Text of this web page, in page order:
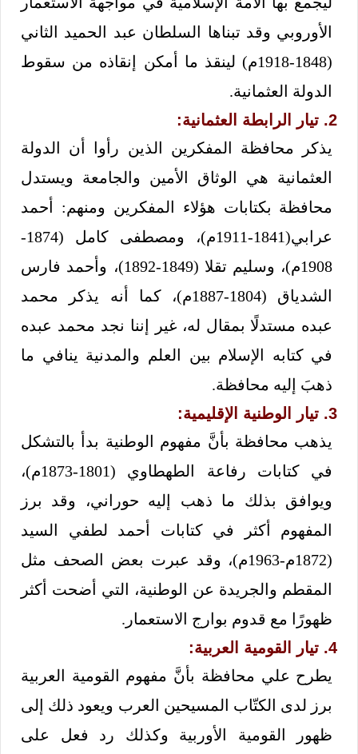
الأوروبي وقد تبناها السلطان عبد الحميد الثاني
(1848-1918م) لينقذ ما أمكن إنقاذه من سقوط
الدولة العثمانية.
2. تيار الرابطة العثمانية:
يذكر محافظة المفكرين الذين رأوا أن الدولة
العثمانية هي الوثاق الأمين والجامعة ويستدل
محافظة بكتابات هؤلاء المفكرين ومنهم: أحمد
عرابي(1841-1911م)، ومصطفى كامل (1874-
1908م)، وسليم تقلا (1849-1892)، وأحمد فارس
الشدياق (1804-1887م)، كما أنه يذكر محمد
عبده مستدلًا بمقال له، غير إننا نجد محمد عبده
في كتابه الإسلام بين العلم والمدنية ينافي ما
ذهبَ إليه محافظة.
3. تيار الوطنية الإقليمية:
يذهب محافظة بأنَّ مفهوم الوطنية بدأ بالتشكل
في كتابات رفاعة الطهطاوي (1801-1873م)،
ويوافق بذلك ما ذهب إليه حوراني، وقد برز
المفهوم أكثر في كتابات أحمد لطفي السيد
(1872م-1963م)، وقد عبرت بعض الصحف مثل
المقطم والجريدة عن الوطنية، التي أضحت أكثر
ظهورًا مع قدوم بوارج الاستعمار.
4. تيار القومية العربية:
يطرح علي محافظة بأنَّ مفهوم القومية العربية
برز لدى الكتّاب المسيحين العرب ويعود ذلك إلى
ظهور القومية الأوربية وكذلك رد فعل على